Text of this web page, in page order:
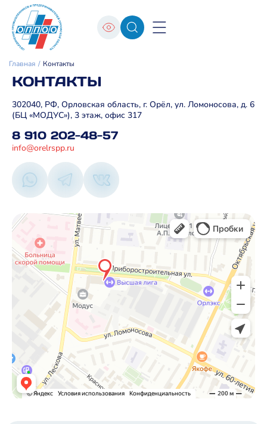
Главная Контакты
КОНТАКТЫ
302040, РФ, Орловская область, г. Орёл, ул. Ломоносова, д. 6
(БЦ «МОДУС»), 3 этаж, офис 317
8 910 202-48-57
info@orelrspp.ru